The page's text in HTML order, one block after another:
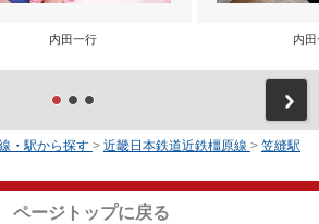
内田一行 内
・駅から探す > 近畿日本鉄道近鉄橿原線 > 笠縫駅
ページトップに戻る